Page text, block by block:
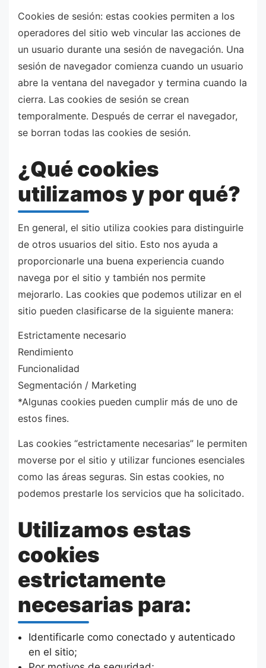
Cookies de sesión: estas cookies permiten a los
operadores del sitio web vincular las acciones de
un usuario durante una sesión de navegación. Una
sesión de navegador comienza cuando un usuario
abre la ventana del navegador y termina cuando la
cierra. Las cookies de sesión se crean
temporalmente. Después de cerrar el navegador,
se borran todas las cookies de sesión.
¿Qué cookies
utilizamos y por qué?
En general, el sitio utiliza cookies para distinguirle
de otros usuarios del sitio. Esto nos ayuda a
proporcionarle una buena experiencia cuando
navega por el sitio y también nos permite
mejorarlo. Las cookies que podemos utilizar en el
sitio pueden clasificarse de la siguiente manera:
Estrictamente necesario
Rendimiento
Funcionalidad
Segmentación / Marketing
*Algunas cookies pueden cumplir más de uno de
estos fines.
Las cookies “estrictamente necesarias” le permiten
moverse por el sitio y utilizar funciones esenciales
como las áreas seguras. Sin estas cookies, no
podemos prestarle los servicios que ha solicitado.
Utilizamos estas
cookies
estrictamente
necesarias para:
Identificarle como conectado y autenticado
en el sitio;